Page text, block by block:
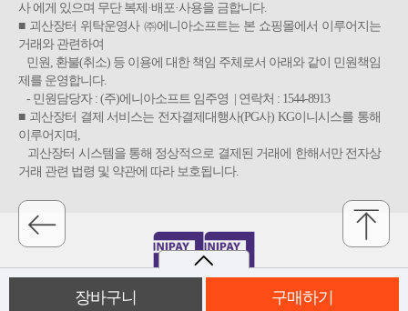
장바구니 구매하기
사 에게 있으며 무단 복제·배포·사용을 금합니다.
■ 괴산장터 위탁운영사 ㈜에니아소프트는 본 쇼핑몰에서 이루어지는
거래와 관련하여
민원, 환불(취소) 등 이용에 대한 책임 주체로서 아래와 같이 민원책임
제를 운영합니다.
- 민원담당자 : (주)에니아소프트 임주영 | 연락처 : 1544-8913
■ 괴산장터 결제 서비스는 전자결제대행사(PG사) KG이니시스를 통해
이루어지며,
괴산장터 시스템을 통해 정상적으로 결제된 거래에 한해서만 전자상
거래 관련 법령 및 약관에 따라 보호됩니다.
Copyright(c) gsjangter.go.kr All rights reserved.